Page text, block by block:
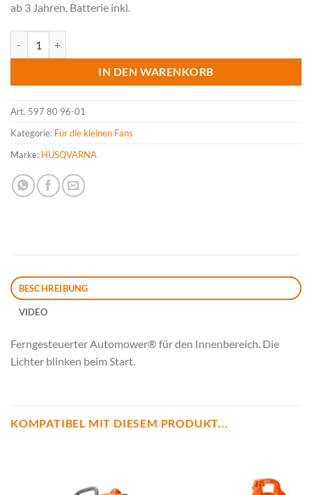
ab 3 Jahren, Batterie inkl.
IN DEN WARENKORB
Art. 597 80 96-01
Kategorie: Für die kleinen Fans
Marke: HUSQVARNA
BESCHREIBUNG
VIDEO
Ferngesteuerter Automower® für den Innenbereich. Die
Lichter blinken beim Start.
KOMPATIBEL MIT DIESEM PRODUKT...